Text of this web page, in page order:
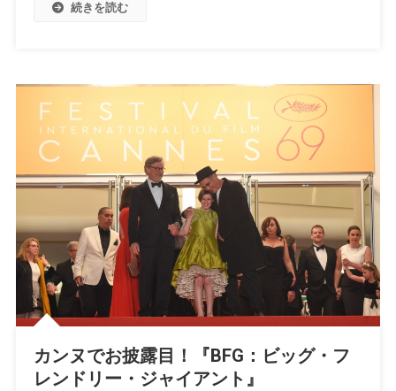
続きを読む
カンヌでお披露目！『BFG：ビッグ・フ
レンドリー・ジャイアント』